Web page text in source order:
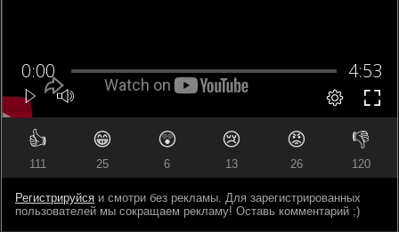
👍
111
😁
25
😲
6
😢
13
😡
26
👎
120
Регистрируйся и смотри без рекламы. Для зарегистрированных
пользователей мы сокращаем рекламу! Оставь комментарий ;)